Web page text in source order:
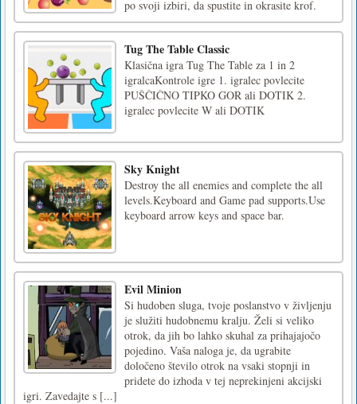
po svoji izbiri, da spustite in okrasite krof.
Tug The Table Classic
Klasična igra Tug The Table za 1 in 2
igralcaKontrole igre 1. igralec povlecite
PUŠČIČNO TIPKO GOR ali DOTIK 2.
igralec povlecite W ali DOTIK
Sky Knight
Destroy the all enemies and complete the all
levels.Keyboard and Game pad supports.Use
keyboard arrow keys and space bar.
Evil Minion
Si hudoben sluga, tvoje poslanstvo v življenju
je služiti hudobnemu kralju. Želi si veliko
otrok, da jih bo lahko skuhal za prihajajočo
pojedino. Vaša naloga je, da ugrabite
določeno število otrok na vsaki stopnji in
pridete do izhoda v tej neprekinjeni akcijski
igri. Zavedajte s [...]